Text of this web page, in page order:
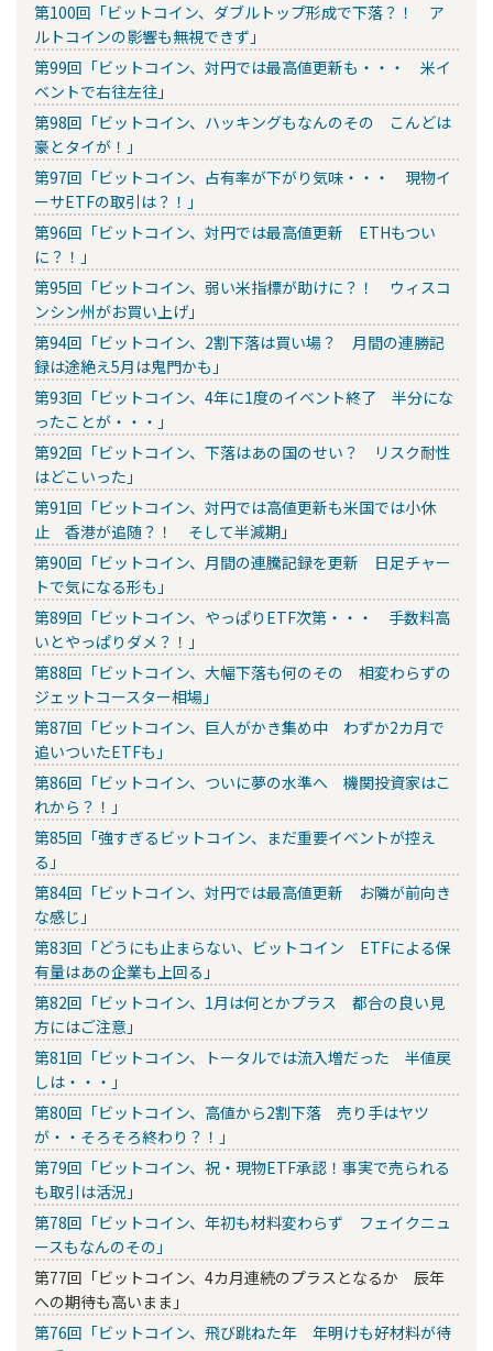
第100回「ビットコイン、ダブルトップ形成で下落？！ ア
ルトコインの影響も無視できず」
第99回「ビットコイン、対円では最高値更新も・・・ 米イ
ベントで右往左往」
第98回「ビットコイン、ハッキングもなんのその こんどは
豪とタイが！」
第97回「ビットコイン、占有率が下がり気味・・・ 現物イ
ーサETFの取引は？！」
第96回「ビットコイン、対円では最高値更新 ETHもつい
に？！」
第95回「ビットコイン、弱い米指標が助けに？！ ウィスコ
ンシン州がお買い上げ」
第94回「ビットコイン、2割下落は買い場？ 月間の連勝記
録は途絶え5月は鬼門かも」
第93回「ビットコイン、4年に1度のイベント終了 半分にな
ったことが・・・」
第92回「ビットコイン、下落はあの国のせい？ リスク耐性
はどこいった」
第91回「ビットコイン、対円では高値更新も米国では小休
止 香港が追随？！ そして半減期」
第90回「ビットコイン、月間の連騰記録を更新 日足チャー
トで気になる形も」
第89回「ビットコイン、やっぱりETF次第・・・ 手数料高
いとやっぱりダメ？！」
第88回「ビットコイン、大幅下落も何のその 相変わらずの
ジェットコースター相場」
第87回「ビットコイン、巨人がかき集め中 わずか2カ月で
追いついたETFも」
第86回「ビットコイン、ついに夢の水準へ 機関投資家はこ
れから？！」
第85回「強すぎるビットコイン、まだ重要イベントが控え
る」
第84回「ビットコイン、対円では最高値更新 お隣が前向き
な感じ」
第83回「どうにも止まらない、ビットコイン ETFによる保
有量はあの企業も上回る」
第82回「ビットコイン、1月は何とかプラス 都合の良い見
方にはご注意」
第81回「ビットコイン、トータルでは流入増だった 半値戻
しは・・・」
第80回「ビットコイン、高値から2割下落 売り手はヤツ
が・・そろそろ終わり？！」
第79回「ビットコイン、祝・現物ETF承認！事実で売られる
も取引は活況」
第78回「ビットコイン、年初も材料変わらず フェイクニュ
ースもなんのその」
第77回「ビットコイン、4カ月連続のプラスとなるか 辰年
への期待も高いまま」
第76回「ビットコイン、飛び跳ねた年 年明けも好材料が待